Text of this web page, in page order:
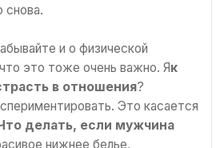
снова.
и о физической
это тоже очень важно. Як
в отношения?
Это касается
делать, если мужчина
нижнее белье,